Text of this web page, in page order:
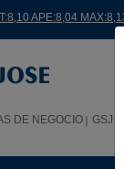
APE:8,04
DE NEGOCIO GSJ